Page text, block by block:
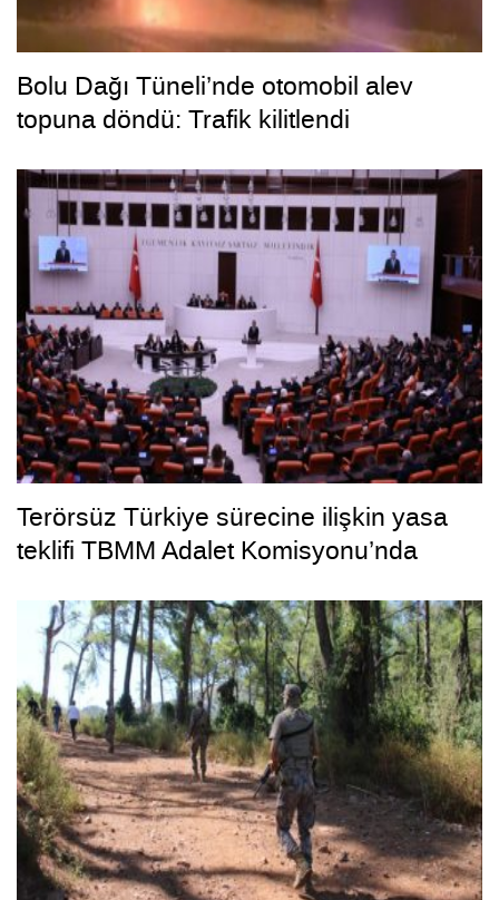
Bolu Dağı Tüneli’nde otomobil alev
topuna döndü: Trafik kilitlendi
Terörsüz Türkiye sürecine ilişkin yasa
teklifi TBMM Adalet Komisyonu’nda